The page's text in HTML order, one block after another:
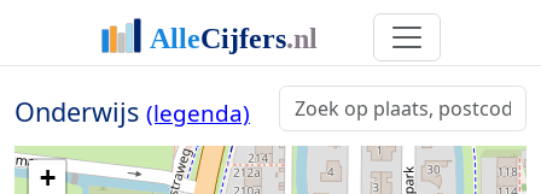
Onderwijs (legenda)
+